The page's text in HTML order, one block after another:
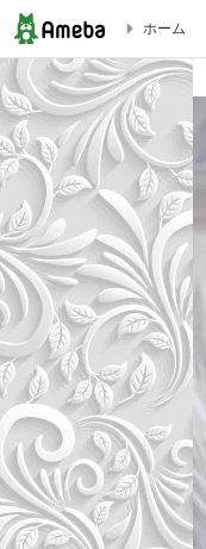
2025年初の瞑想会 |
ホーム